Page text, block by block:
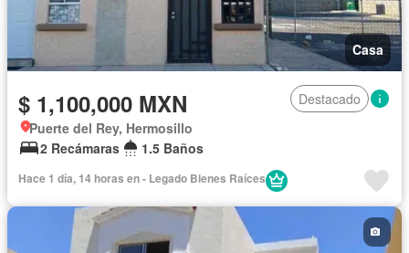
Casa
$ 1,100,000 MXN
Destacado
Puerte del Rey, Hermosillo
2 Recámaras
1.5 Baños
Hace 1 día, 14 horas en - Legado Bienes Raíces